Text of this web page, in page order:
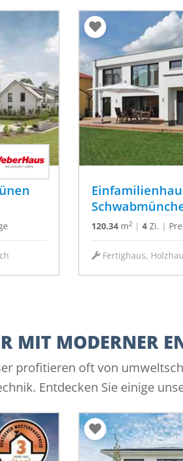
120.34 m2 | 4 Zi. |
Fertighaus,
MIT MODERNER
profitieren oft von
Entdecken Sie einige